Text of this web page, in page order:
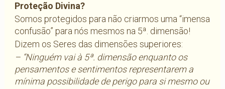
Proteção Divina?
Somos protegidos para não criarmos uma “imensa
confusão” para nós mesmos na 5ª. dimensão!
Dizem os Seres das dimensões superiores:
– “Ninguém vai à 5ª. dimensão enquanto os
pensamentos e sentimentos representarem a
mínima possibilidade de perigo para si mesmo ou